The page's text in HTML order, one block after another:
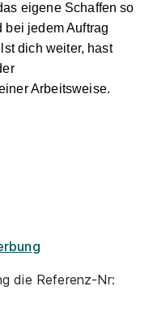
eigene Schaffen so
bei jedem Auftrag
dich weiter, hast
Arbeitsweise.
die Referenz-Nr: